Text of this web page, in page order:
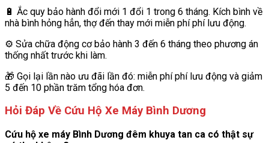
🔋 Ắc quy bảo hành đổi mới 1 đổi 1 trong 6 tháng. Kích bình về
nhà bình hỏng hẳn, thợ đến thay mới miễn phí phí lưu động.
⚙️ Sửa chữa động cơ bảo hành 3 đến 6 tháng theo phương án
thống nhất trước khi làm.
🎁 Gọi lại lần nào ưu đãi lần đó: miễn phí phí lưu động và giảm
5 đến 10 phần trăm tổng hóa đơn.
Hỏi Đáp Về Cứu Hộ Xe Máy Bình Dương
Cứu hộ xe máy Bình Dương đêm khuya tan ca có thật sự